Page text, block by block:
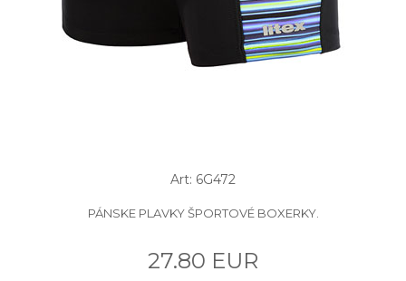
Art: 6G472
PÁNSKE PLAVKY ŠPORTOVÉ BOXERKY.
27.80 EUR